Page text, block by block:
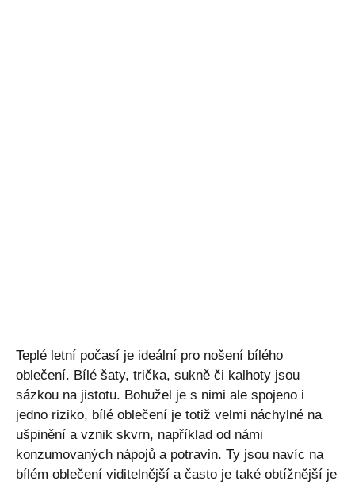
Teplé letní počasí je ideální pro nošení bílého
oblečení. Bílé šaty, trička, sukně či kalhoty jsou
sázkou na jistotu. Bohužel je s nimi ale spojeno i
jedno riziko, bílé oblečení je totiž velmi náchylné na
ušpinění a vznik skvrn, například od námi
konzumovaných nápojů a potravin. Ty jsou navíc na
bílém oblečení viditelnější a často je také obtížnější je